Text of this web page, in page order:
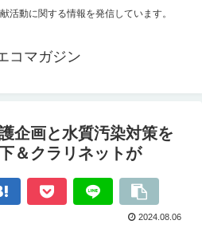
活動に関する情報を発信しています。
コマガジン
企画と水質汚染対策を
＆クラリネットが
2024.08.06